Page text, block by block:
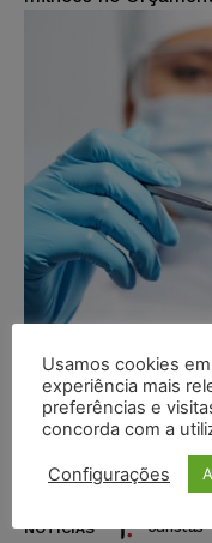
TJSC
pode utilizar
para cobrar
NOTÍCIAS Juristas
Usamos cookies
experiência mais
preferências e
concorda com a
Configurações